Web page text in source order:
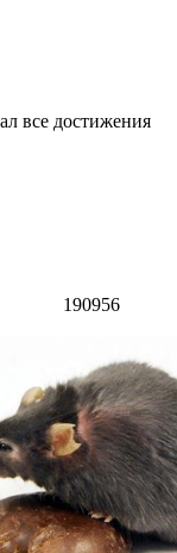
все достижения
190956